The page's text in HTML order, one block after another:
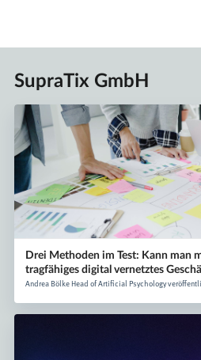
SupraTix GmbH
Drei Methoden im Test: Kann man
tragfähiges digital vernetztes
Andrea Bölke Head of Artificial Psychology